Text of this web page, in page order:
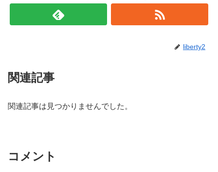
liberty2
関連記事
関連記事は見つかりませんでした。
コメント